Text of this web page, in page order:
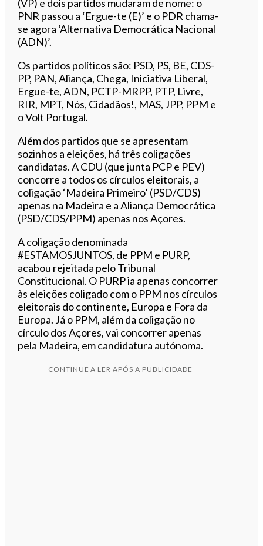
(VP) e dois partidos mudaram de nome: o
PNR passou a ‘Ergue-te (E)’ e o PDR chama-
se agora ‘Alternativa Democrática Nacional
(ADN)’.
Os partidos políticos são: PSD, PS, BE, CDS-
PP, PAN, Aliança, Chega, Iniciativa Liberal,
Ergue-te, ADN, PCTP-MRPP, PTP, Livre,
RIR, MPT, Nós, Cidadãos!, MAS, JPP, PPM e
o Volt Portugal.
Além dos partidos que se apresentam
sozinhos a eleições, há três coligações
candidatas. A CDU (que junta PCP e PEV)
concorre a todos os círculos eleitorais, a
coligação ‘Madeira Primeiro’ (PSD/CDS)
apenas na Madeira e a Aliança Democrática
(PSD/CDS/PPM) apenas nos Açores.
A coligação denominada
#ESTAMOSJUNTOS, de PPM e PURP,
acabou rejeitada pelo Tribunal
Constitucional. O PURP ia apenas concorrer
às eleições coligado com o PPM nos círculos
eleitorais do continente, Europa e Fora da
Europa. Já o PPM, além da coligação no
círculo dos Açores, vai concorrer apenas
pela Madeira, em candidatura autónoma.
CONTINUE A LER APÓS A PUBLICIDADE